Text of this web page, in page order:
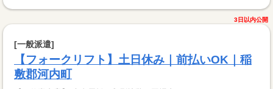
3日以内公開
[一般派遣]
【フォークリフト】土日休み｜前払いOK｜稲
敷郡河内町